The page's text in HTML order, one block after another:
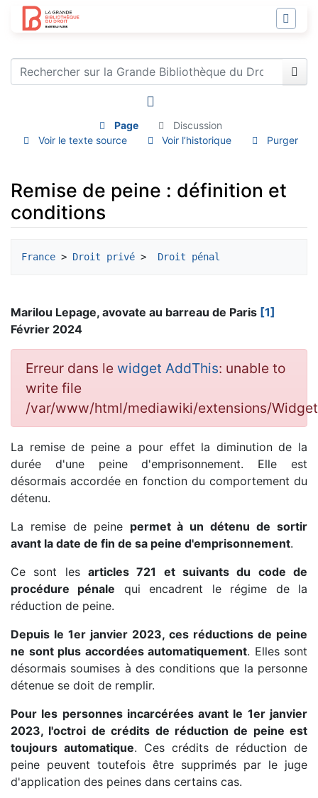
Page
Discussion
Voir le texte source
Voir l’historique Purger
Remise de peine : définition et
conditions
France > Droit privé > Droit pénal
Marilou Lepage, avovate au barreau de Paris [1]
Février 2024
Erreur dans le widget AddThis: unable to
write file
/var/www/html/mediawiki/extensions/
La remise de peine a pour effet la diminution de la
durée d'une peine d'emprisonnement. Elle est
désormais accordée en fonction du comportement du
détenu.
La remise de peine permet à un détenu de sortir
avant la date de fin de sa peine d'emprisonnement.
Ce sont les articles 721 et suivants du code de
procédure pénale qui encadrent le régime de la
réduction de peine.
Depuis le 1er janvier 2023, ces réductions de peine
ne sont plus accordées automatiquement. Elles sont
désormais soumises à des conditions que la personne
détenue se doit de remplir.
Pour les personnes incarcérées avant le 1er janvier
2023, l'octroi de crédits de réduction de peine est
toujours automatique. Ces crédits de réduction de
peine peuvent toutefois être supprimés par le juge
d'application des peines dans certains cas.